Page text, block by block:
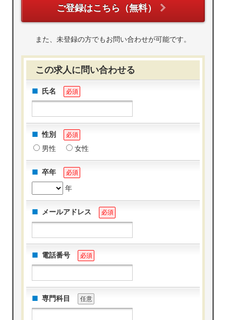
ご登録はこちら（無料）
また、未登録の方でもお問い合わせが可能です。
この求人に問い合わせる
氏名 必須
性別 必須
男性 女性
卒年 必須
年
メールアドレス 必須
電話番号 必須
専門科目 任意